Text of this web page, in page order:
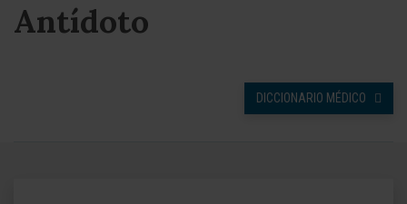
Antídoto
DICCIONARIO MÉDICO